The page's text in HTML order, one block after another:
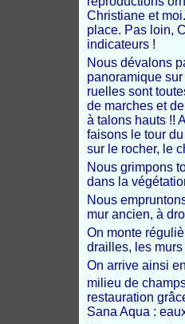
Christiane et
place. Pas loin,
indicateurs !
Nous dévalons
panoramique
ruelles sont
de marches et
à talons hauts !!
faisons le tour
sur le rocher, le
Nous grimpons
dans la
Nous
mur ancien, à
On monte
drailles, les
On arrive ainsi
milieu de
restauration
Sana Aqua :